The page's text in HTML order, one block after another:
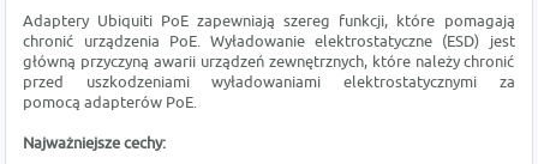
Adaptery Ubiquiti PoE zapewniają szereg funkcji, które pomagają
chronić urządzenia PoE. Wyładowanie elektrostatyczne (ESD) jest
główną przyczyną awarii urządzeń zewnętrznych, które należy chronić
przed uszkodzeniami wyładowaniami elektrostatycznymi za
pomocą adapterów PoE.
Najważniejsze cechy: